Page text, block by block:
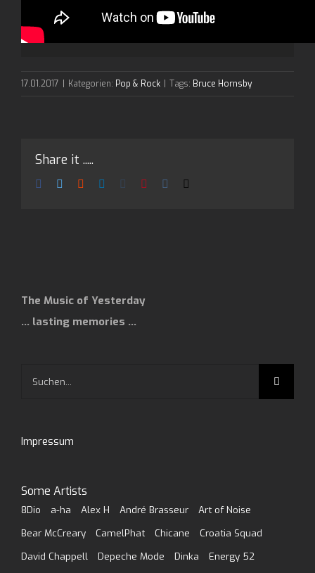
17.01.2017 Kategorien: Pop & Rock Tags: Bruce Hornsby
Share it .....
Facebook
TwitterReddit LinkedIn
TumblrPinterest
The Music of Yesterday
… lasting memories …
Impressum
Some Artists
8Dio a-ha Alex H André Brasseur
Art of Noise
Bear McCreary
CamelPhat Chicane
Croatia Squad
David Chappell
Depeche Mode Dinka
Energy 52